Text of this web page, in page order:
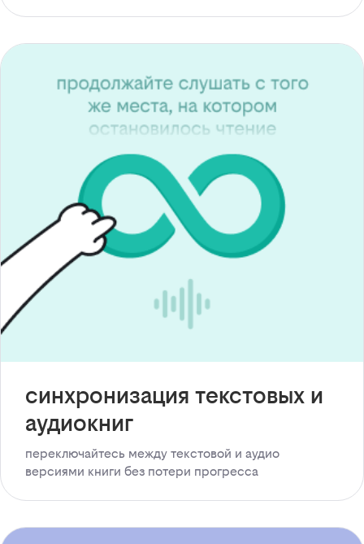
синхронизация текстовых и
аудиокниг
переключайтесь между текстовой и аудио
версиями книги без потери прогресса